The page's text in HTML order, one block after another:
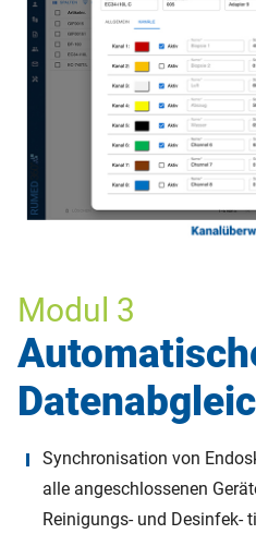
Modul 3
Synchronisation von
alle angeschlossenen
Reinigungs- und Desinfek-